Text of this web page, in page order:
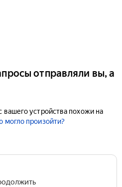
отправляли вы, а
вашего устройства похожи на
могло произойти?